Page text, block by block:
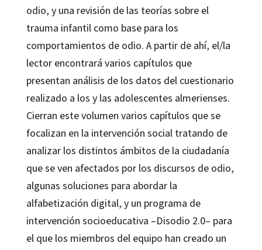
odio, y una revisión de las teorías sobre el
trauma infantil como base para los
comportamientos de odio. A partir de ahí, el/la
lector encontrará varios capítulos que
presentan análisis de los datos del cuestionario
realizado a los y las adolescentes almerienses.
Cierran este volumen varios capítulos que se
focalizan en la intervención social tratando de
analizar los distintos ámbitos de la ciudadanía
que se ven afectados por los discursos de odio,
algunas soluciones para abordar la
alfabetización digital, y un programa de
intervención socioeducativa –Disodio 2.0– para
el que los miembros del equipo han creado un